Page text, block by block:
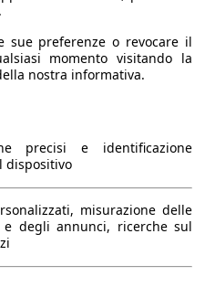
1720 mm
2000 mm
3230 kg
-
4
5
sue preferenze o revocare il
momento visitando la
nostra informativa.
precisi e identificazione
dispositivo
misurazione delle
degli annunci, ricerche sul